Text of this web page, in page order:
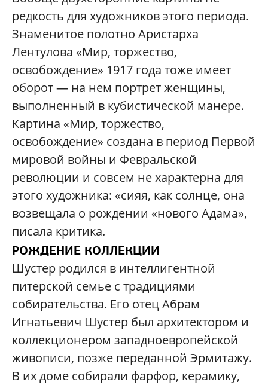
редкость для художников этого периода.
Знаменитое полотно Аристарха
Лентулова «Мир, торжество,
освобождение» 1917 года тоже имеет
оборот — на нем портрет женщины,
выполненный в кубистической манере.
Картина «Мир, торжество,
освобождение» создана в период Первой
мировой войны и Февральской
революции и совсем не характерна для
этого художника: «сияя, как солнце, она
возвещала о рождении «нового Адама»,
писала критика.
РОЖДЕНИЕ КОЛЛЕКЦИИ
Шустер родился в интеллигентной
питерской семье с традициями
собирательства. Его отец Абрам
Игнатьевич Шустер был архитектором и
коллекционером западноевропейской
живописи, позже переданной Эрмитажу.
В их доме собирали фарфор, керамику,